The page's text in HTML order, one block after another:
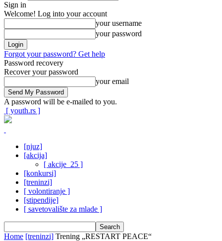
Sign in
Welcome! Log into your account
your username
your password
Forgot your password? Get help
Password recovery
Recover your password
your email
A password will be e-mailed to you.
[ youth.rs ]
[njuz]
[akcija]
[ akcije_25 ]
[konkursi]
[treninzi]
[ volontiranje ]
[stipendije]
[ savetovalište za mlade ]
Home [treninzi] Trening „RESTART PEACE“